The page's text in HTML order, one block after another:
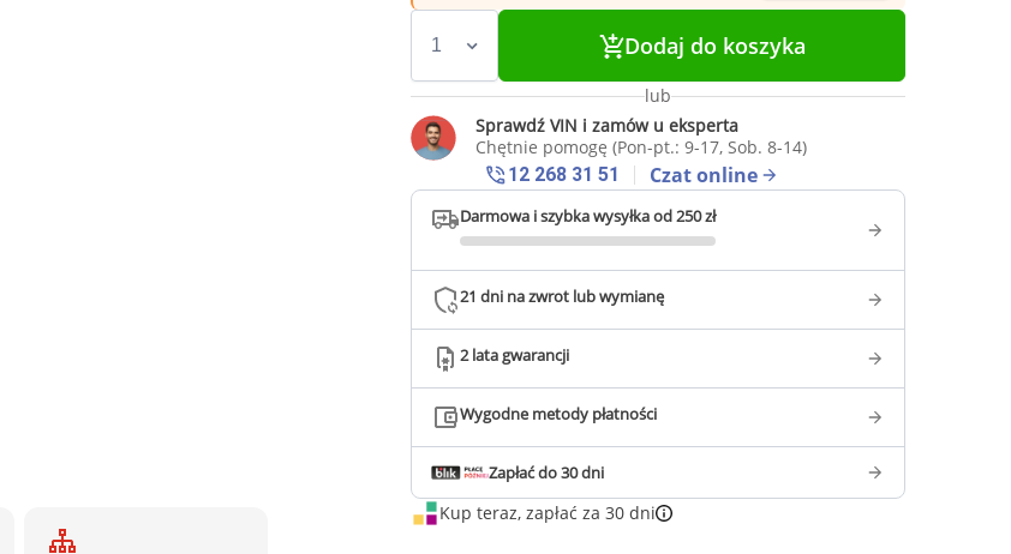
Dodaj do koszyka
lub
Sprawdź VIN i zamów u eksperta
Chętnie pomogę (Pon-pt.: 9-17, Sob. 8-14)
12 268 31 51
Czat online
Darmowa i szybka wysyłka od 250 zł
21 dni na zwrot lub wymianę
2 lata gwarancji
Wygodne metody płatności
Zapłać do 30 dni
Kup teraz, zapłać za 30 dni